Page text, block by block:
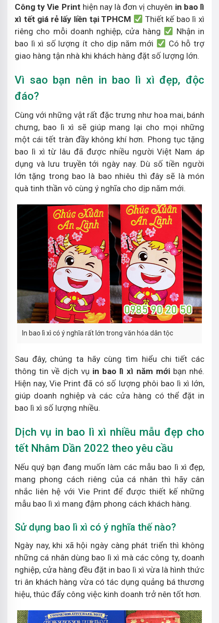
Công ty Vie Print hiện nay là đơn vị chuyên in bao lì
xì tết giá rẻ lấy liền tại TPHCM
Thiết kế bao lì xì
riêng cho mỗi doanh nghiệp, cửa hàng
Nhận in
bao lì xì số lượng ít cho dịp năm mới
Có hỗ trợ
giao hàng tận nhà khi khách hàng đặt số lượng lớn.
Vì sao bạn nên in bao lì xì đẹp, độc
đáo?
Cùng với những vật rất đặc trưng như hoa mai, bánh
chưng, bao lì xì sẽ giúp mang lại cho mọi những
một cái tết tràn đầy không khí hơn. Phong tục tặng
bao lì xì từ lâu đã được nhiều người Việt Nam áp
dụng và lưu truyền tới ngày nay. Dù số tiền người
lớn tặng trong bao là bao nhiêu thì đây sẽ là món
quà tinh thần vô cùng ý nghĩa cho dịp năm mới.
In bao lì xì có ý nghĩa rất lớn trong văn hóa dân tộc
Sau đây, chúng ta hãy cùng tìm hiểu chi tiết các
thông tin về dịch vụ in bao lì xì năm mới bạn nhé.
Hiện nay, Vie Print đã có số lượng phôi bao lì xì lớn,
giúp doanh nghiệp và các cửa hàng có thể đặt in
bao lì xì số lượng nhiều.
Dịch vụ in bao lì xì nhiều mẫu đẹp cho
tết Nhâm Dần 2022 theo yêu cầu
Nếu quý bạn đang muốn làm các mẫu bao lì xì đẹp,
mang phong cách riêng của cá nhân thì hãy cân
nhắc liên hệ với Vie Print để được thiết kế những
mẫu bao lì xì mang đậm phong cách khách hàng.
Sử dụng bao lì xì có ý nghĩa thế nào?
Ngày nay, khi xã hội ngày càng phát triển thì không
những cá nhân dùng bao lì xì mà các công ty, doanh
nghiệp, cửa hàng đều đặt in bao lì xì vừa là hình thức
tri ân khách hàng vừa có tác dụng quảng bá thương
hiệu, thúc đẩy công việc kinh doanh trở nên tốt hơn.